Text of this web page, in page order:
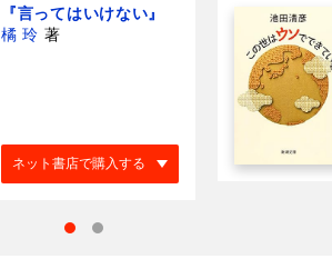
『言ってはいけない』
橘 玲 著
ネット書店で購入する